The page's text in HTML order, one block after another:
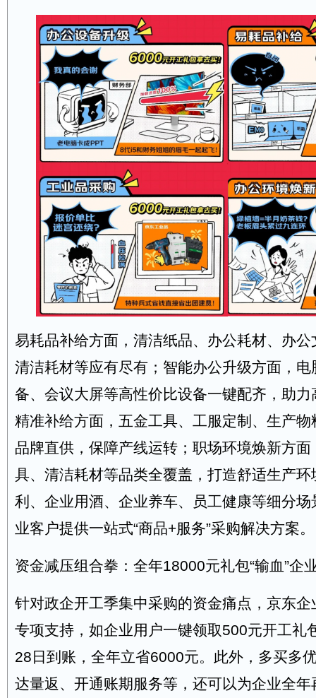
易耗品补给方面，清洁纸品、办公耗材、办
清洁耗材等应有尽有；智能办公升级方面，
备、会议大屏等高性价比设备一键配齐，助
精准补给方面，五金工具、工服定制、生产
品牌直供，保障产线运转；职场环境焕新方
具、清洁耗材等品类全覆盖，打造舒适生产
利、企业用酒、企业养车、员工健康等细分
业客户提供一站式“商品+服务”采购解决方案。
资金减压组合拳：全年18000元礼包“输血”企
针对政企开工季集中采购的资金痛点，京东
专项支持，如企业用户一键领取500元开工礼
28日到账，全年立省6000元。此外，多买多
达量返、开通账期服务等，还可以为企业全